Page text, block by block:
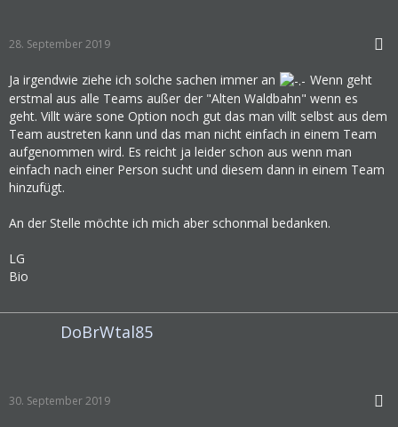
28. September 2019
Ja irgendwie ziehe ich solche sachen immer an
Wenn geht
erstmal aus alle Teams außer der "Alten Waldbahn" wenn es
geht. Villt wäre sone Option noch gut das man villt selbst aus dem
Team austreten kann und das man nicht einfach in einem Team
aufgenommen wird. Es reicht ja leider schon aus wenn man
einfach nach einer Person sucht und diesem dann in einem Team
hinzufügt.
An der Stelle möchte ich mich aber schonmal bedanken.
LG
Bio
DoBrWtal85
30. September 2019